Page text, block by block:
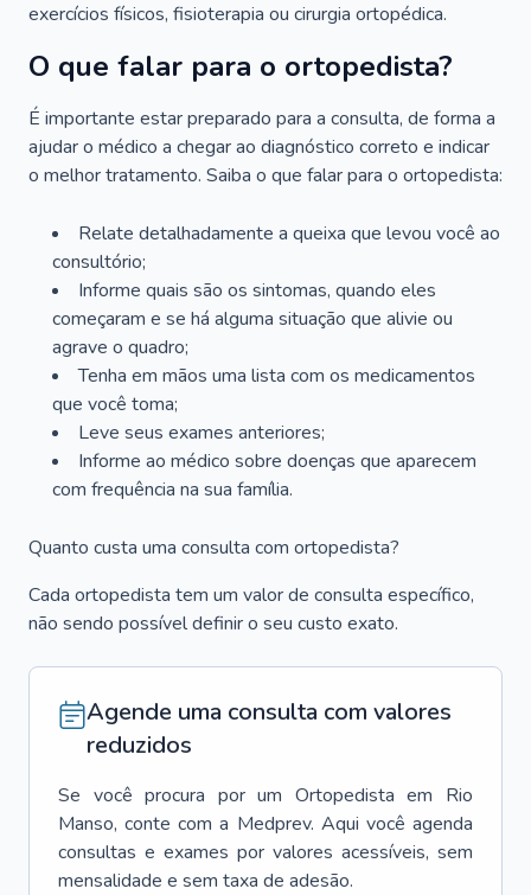
exercícios físicos, fisioterapia ou cirurgia ortopédica.
O que falar para o ortopedista?
É importante estar preparado para a consulta, de forma a
ajudar o médico a chegar ao diagnóstico correto e indicar
o melhor tratamento. Saiba o que falar para o ortopedista:
Relate detalhadamente a queixa que levou você ao
consultório;
Informe quais são os sintomas, quando eles
começaram e se há alguma situação que alivie ou
agrave o quadro;
Tenha em mãos uma lista com os medicamentos
que você toma;
Leve seus exames anteriores;
Informe ao médico sobre doenças que aparecem
com frequência na sua família.
Quanto custa uma consulta com ortopedista?
Cada ortopedista tem um valor de consulta específico,
não sendo possível definir o seu custo exato.
Agende uma consulta com valores
reduzidos
Se você procura por um Ortopedista em Rio
Manso, conte com a Medprev. Aqui você agenda
consultas e exames por valores acessíveis, sem
mensalidade e sem taxa de adesão.